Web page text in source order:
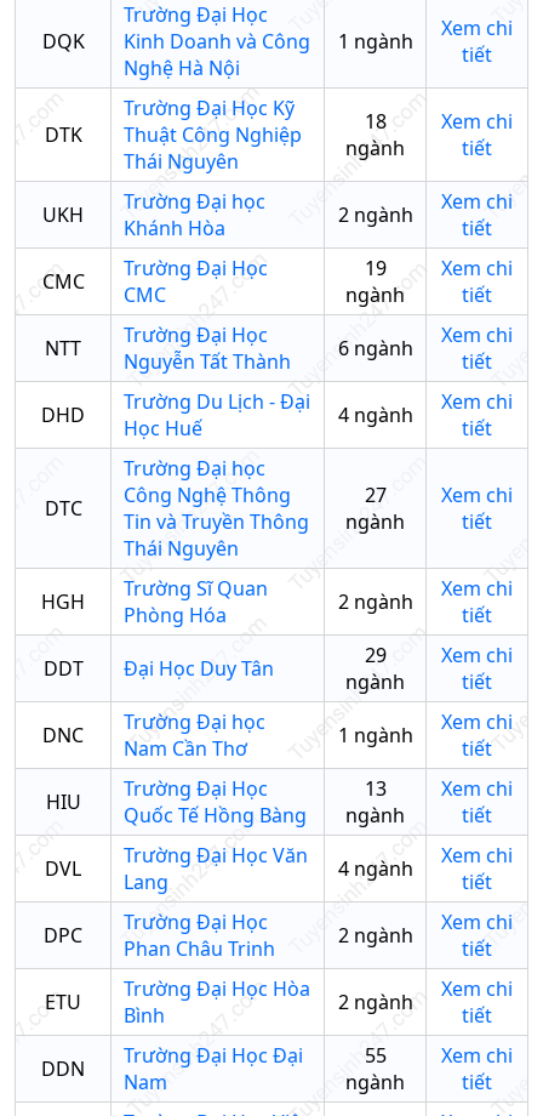
DQK
Trường Đại Học
Kinh Doanh và Công
Nghệ Hà Nội
1 ngành
Xem chi
tiết
DTK
Trường Đại Học Kỹ
Thuật Công Nghiệp
Thái Nguyên
18
ngành
Xem chi
tiết
UKH
Trường Đại học
Khánh Hòa
2ngành
Xem chi
tiết
CMC
Trường Đại Học
CMC
19
ngành
Xem chi
tiết
NTT
Trường Đại Học
Nguyễn Tất Thành
6ngành
Xem chi
tiết
DHD
Trường Du Lịch - Đại
Học Huế
4ngành
Xem chi
tiết
DTC
Trường Đại học
Công Nghệ Thông
Tin và Truyền Thông
Thái Nguyên
27
ngành
Xem chi
tiết
HGH
Trường Sĩ Quan
Phòng Hóa
2ngành
Xem chi
tiết
DDT
Đại Học Duy Tân
29
ngành
Xem chi
tiết
DNC
Trường Đại học
Nam Cần Thơ
1 ngành
Xem chi
tiết
HIU
Trường Đại Học
Quốc Tế Hồng Bàng
13
ngành
Xem chi
tiết
DVL
Trường Đại Học Văn
Lang
4ngành
Xem chi
tiết
DPC
Trường Đại Học
Phan Châu Trinh
2ngành
Xem chi
tiết
ETU
Trường Đại Học Hòa
Bình
2ngành
Xem chi
tiết
DDN
Trường Đại Học Đại
Nam
55
ngành
Xem chi
tiết